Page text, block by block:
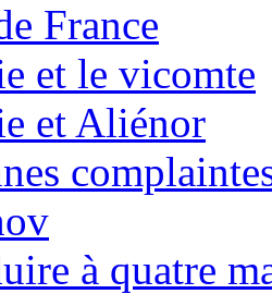
France
et le vicomte
et Aliénor
à quatre